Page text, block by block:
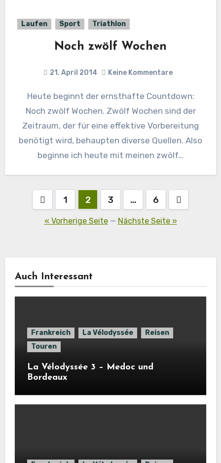
Laufen Sport Triathlon
Noch zwölf Wochen
21. April 2014 Keine Kommentare
Heute beginnt der ernsthafte Countdown:
Noch zwölf Wochen. Zwölf Wochen sind der
Zeitraum, der für eine effektive Vorbereitung
benötigt wird, behaupten diverse Quellen. Also
beginne ich heute mit meinen zwölf…
Seitennummerierung
1 2 3 … 6
« Vorherige Seite— Nächste Seite »
Auch Interessant
Frankreich La Vélodyssée
Reisen
Touren
La Vélodyssée 3 – Medoc und
Bordeaux